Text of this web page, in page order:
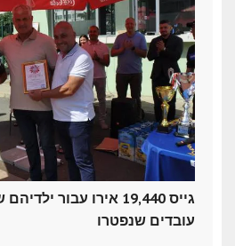
עובדים שנפטרו